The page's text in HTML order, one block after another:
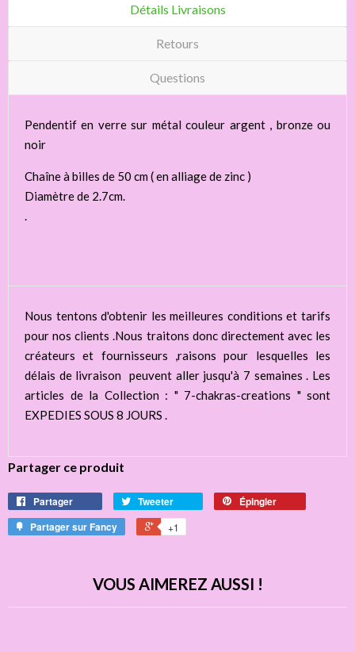
Détails Livraisons
Retours
Questions
Pendentif en verre sur métal couleur argent , bronze ou
noir
Chaîne à billes de 50 cm ( en alliage de zinc )
Diamètre de 2.7cm.
.
Nous tentons d'obtenir les meilleures conditions et tarifs
pour nos clients .Nous traitons donc directement avec les
créateurs et fournisseurs ,raisons pour lesquelles les
délais de livraison peuvent aller jusqu'à 7 semaines . Les
articles de la Collection : " 7-chakras-creations " sont
EXPEDIES SOUS 8 JOURS .
Partager ce produit
Partager Tweeter
Épingler
Partager sur Fancy
+1
VOUS AIMEREZ AUSSI !